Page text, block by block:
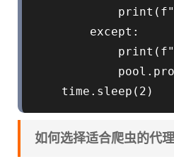
print(f"
        except:
print(f"
time.sleep(2)
如何选择适合爬虫的代理